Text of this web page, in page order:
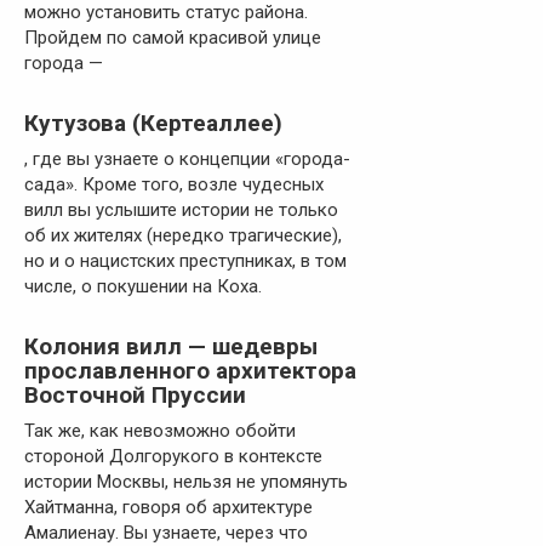
можно установить статус района.
Пройдем по самой красивой улице
города —
Кутузова (Кертеаллее)
, где вы узнаете о концепции «города-
сада». Кроме того, возле чудесных
вилл вы услышите истории не только
об их жителях (нередко трагические),
но и о нацистских преступниках, в том
числе, о покушении на Коха.
Колония вилл — шедевры
прославленного архитектора
Восточной Пруссии
Так же, как невозможно обойти
стороной Долгорукого в контексте
истории Москвы, нельзя не упомянуть
Хайтманна, говоря об архитектуре
Амалиенау. Вы узнаете, через что